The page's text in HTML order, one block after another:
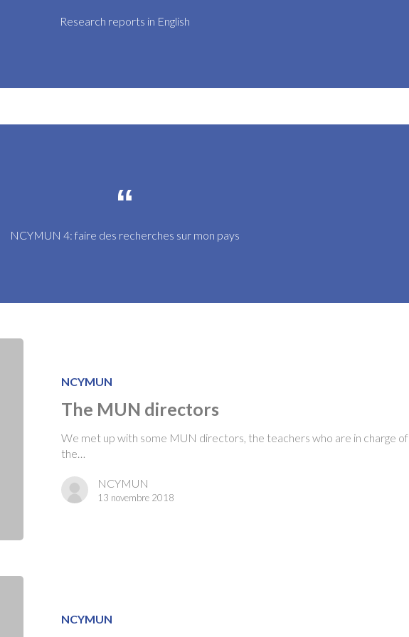
Research reports in English
NCYMUN 4: faire des recherches sur mon pays
NCYMUN
The MUN directors
We met up with some MUN directors, the teachers who are in charge of
the…
NCYMUN
13 novembre 2018
NCYMUN